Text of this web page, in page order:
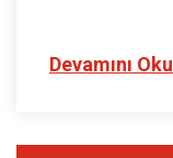
Devamını Oku